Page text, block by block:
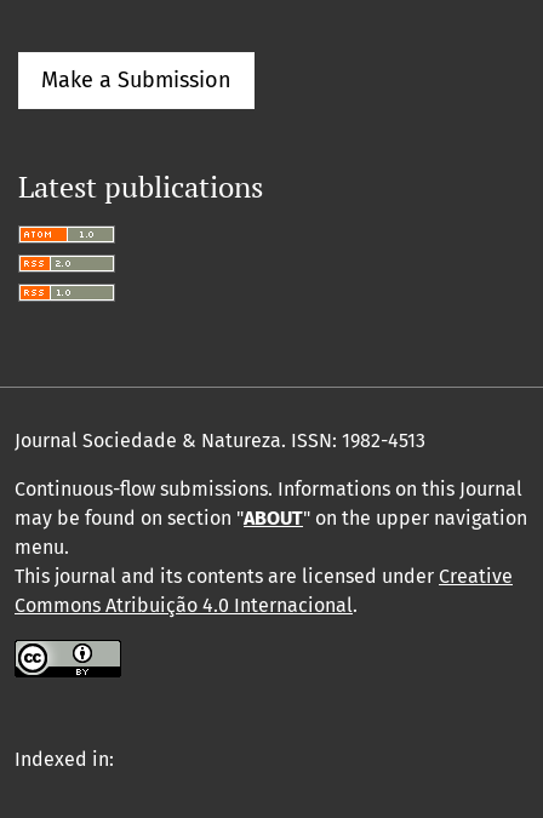
Make a Submission
Latest publications
Journal Sociedade & Natureza. ISSN: 1982-4513
Continuous-flow submissions. Informations on this Journal
may be found on section "ABOUT" on the upper navigation
menu.
This journal and its contents are licensed under Creative
Commons Atribuição 4.0 Internacional.
Indexed in: